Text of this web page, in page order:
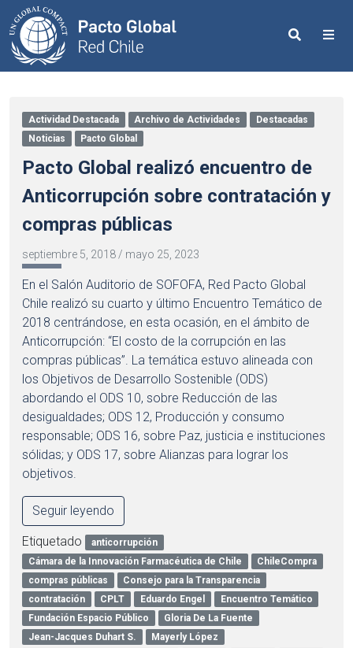
Search
Actividad Destacada Archivo de Actividades
Destacadas
Noticias
Pacto Global
Pacto Global realizó encuentro de
Anticorrupción sobre contratación y
compras públicas
septiembre 5, 2018 / mayo 25, 2023
En el Salón Auditorio de SOFOFA, Red Pacto Global
Chile realizó su cuarto y último Encuentro Temático de
2018 centrándose, en esta ocasión, en el ámbito de
Anticorrupción: “El costo de la corrupción en las
compras públicas”. La temática estuvo alineada con
los Objetivos de Desarrollo Sostenible (ODS)
abordando el ODS 10, sobre Reducción de las
desigualdades; ODS 12, Producción y consumo
responsable; ODS 16, sobre Paz, justicia e instituciones
sólidas; y ODS 17, sobre Alianzas para lograr los
objetivos.
Seguir leyendo
Etiquetado
anticorrupción
Cámara de la Innovación Farmacéutica de Chile
ChileCompra
compras públicas
Consejo para la Transparencia
contratación
CPLT Eduardo Engel
Encuentro Temático
Fundación Espacio Público
Gloria De La Fuente
Jean-Jacques Duhart S.
Mayerly López